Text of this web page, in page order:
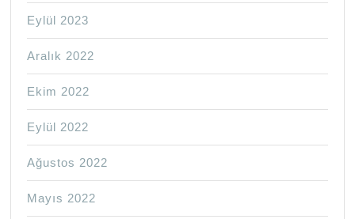
Eylül 2023
Aralık 2022
Ekim 2022
Eylül 2022
Ağustos 2022
Mayıs 2022